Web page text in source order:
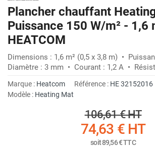
Plancher chauffant
Puissance 150 W/m² - 1,6
HEATCOM
Dimensions : 1,6 m² (0,5 x 3,8 m) •
Diamètre : 3 mm • Courant : 1,2 A •
Marque : Heatcom Référence : HE 32152016
Modèle : Heating Mat
106,61 €HT
74,63 €HT
soit89,56 €TTC